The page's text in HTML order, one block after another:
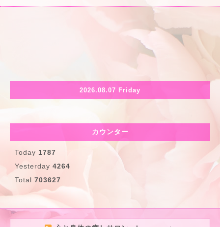
2026.08.07 Friday
カウンター
Today 1787
Yesterday 4264
Total 703627